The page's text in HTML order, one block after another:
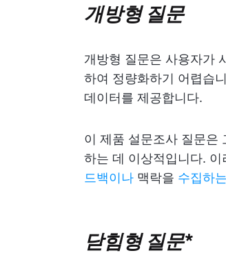
개방형 질문
개방형 질문은 사용자가
하여 정량화하기 어렵습
데이터를 제공합니다.
이 제품 설문조사 질문은
하는 데 이상적입니다.
드백이나 맥락을 수집하는
닫힘형 질문*